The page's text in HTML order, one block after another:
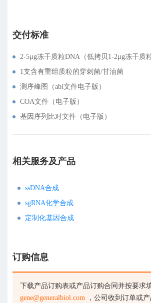
交付标准
2-5μg冻干质粒DNA（低拷贝1-2μg冻干质
1支含有重组质粒的穿刺菌/甘油菌
测序峰图（abi文件电子版）
COA文件（电子版）
基因序列比对文件（电子版）
相关服务及产品
ssDNA合成
sgRNA化学合成
定制化基因合成
订购信息
下载产品订购表或产品订购合同并按要求
gene@generalbiol.com ，公司收到订单或